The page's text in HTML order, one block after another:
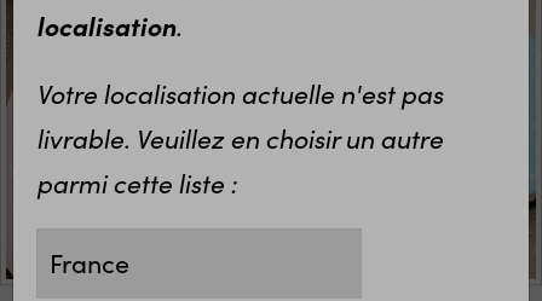
localisation.
Votre localisation actuelle n'est pas
livrable. Veuillez en choisir un autre
parmi cette liste :